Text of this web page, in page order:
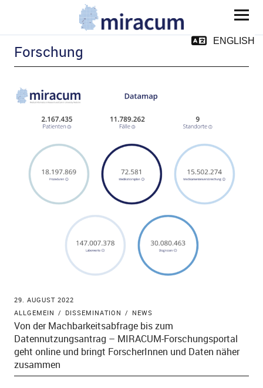
MIRACUM ENGLISH
Menü aufklappen
Menü aufklappen
Menü aufklappen
Menü aufklappen
Menü aufklappen
Forschung
29. AUGUST 2022
ALLGEMEIN
DISSEMINATION NEWS
Von der Machbarkeitsabfrage bis zum
Datennutzungsantrag – MIRACUM-Forschungsportal
geht online und bringt ForscherInnen und Daten näher
zusammen